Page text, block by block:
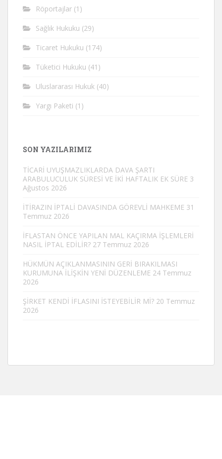
Röportajlar (1)
Sağlık Hukuku (29)
Ticaret Hukuku (174)
Tüketici Hukuku (41)
Uluslararası Hukuk (40)
Yargı Paketi (1)
SON YAZILARIMIZ
TİCARİ UYUŞMAZLIKLARDA DAVA ŞARTI
ARABULUCULUK SÜRESİ VE İKİ HAFTALIK EK SÜRE 3
Ağustos 2026
İTİRAZIN İPTALİ DAVASINDA GÖREVLİ MAHKEME 31
Temmuz 2026
İFLASTAN ÖNCE YAPILAN MAL KAÇIRMA İŞLEMLERİ
NASIL İPTAL EDİLİR? 27 Temmuz 2026
HÜKMÜN AÇIKLANMASININ GERİ BIRAKILMASI
KURUMUNA İLİŞKİN YENİ DÜZENLEME 24 Temmuz
2026
ŞİRKET KENDİ İFLASINI İSTEYEBİLİR Mİ? 20 Temmuz
2026